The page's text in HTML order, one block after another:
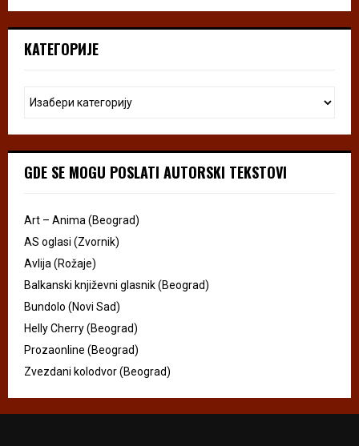
КАТЕГОРИЈЕ
GDE SE MOGU POSLATI AUTORSKI TEKSTOVI
Art – Anima (Beograd)
AS oglasi (Zvornik)
Avlija (Rožaje)
Balkanski književni glasnik (Beograd)
Bundolo (Novi Sad)
Helly Cherry (Beograd)
Prozaonline (Beograd)
Zvezdani kolodvor (Beograd)